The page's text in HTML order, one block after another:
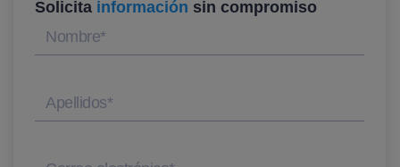
Solicita información sin compromiso
Nombre*
Apellidos*